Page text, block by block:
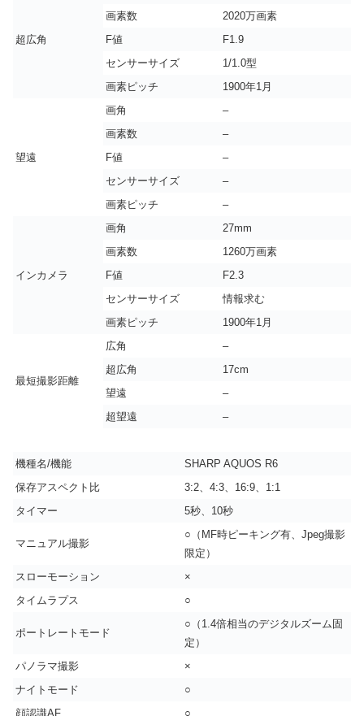
超広角
画素数
2020万画素
F値
F1.9
センサーサイズ
1/1.0型
画素ピッチ
1900年1月
望遠
画角
–
画素数
–
F値
–
センサーサイズ
–
画素ピッチ
–
インカメラ
画角
27mm
画素数
1260万画素
F値
F2.3
センサーサイズ
情報求む
画素ピッチ
1900年1月
最短撮影距離
広角
–
超広角
17cm
望遠
–
超望遠
–
機種名/機能
SHARP AQUOS R6
保存アスペクト比
3:2、4:3、16:9、1:1
タイマー
5秒、10秒
マニュアル撮影
○（MF時ピーキング有、Jpeg撮影
限定）
スローモーション
×
タイムラプス
○
ポートレートモード
○（1.4倍相当のデジタルズーム固
定）
パノラマ撮影
×
ナイトモード
○
顔認識AF
○